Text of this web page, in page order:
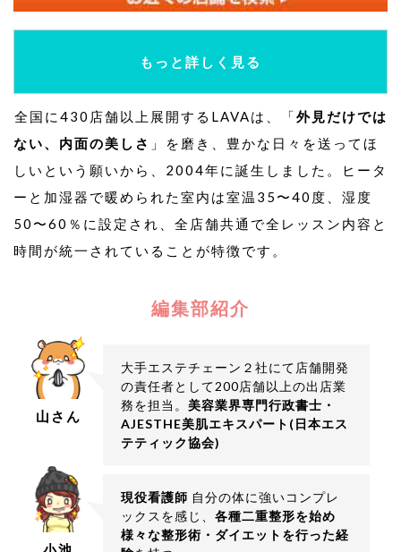
もっと詳しく見る
全国に430店舗以上展開するLAVAは、「外見だけでは
ない、内面の美しさ 」を磨き、豊かな日々を送ってほ
しいという願いから、2004年に誕生しました。ヒータ
ーと加湿器で暖められた室内は室温35〜40度、湿度
50〜60％に設定され、全店舗共通で全レッスン内容と
時間が統一されていることが特徴です。
編集部紹介
山さん
大手エステチェーン２社にて店舗開発
の責任者として200店舗以上の出店業
務を担当。 美容業界専門行政書士・
AJESTHE美肌エキスパート(日本エス
テティック協会)
現役看護師 自分の体に強いコンプレ
ックスを感じ、 各種二重整形を始め
様々な整形術・ダイエットを行った経